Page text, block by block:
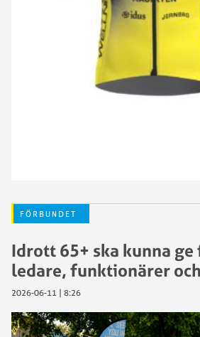
FÖRBUNDET
Idrott 65+ ska kunna
ledare, funktionärer
2026-06-11 | 8:26